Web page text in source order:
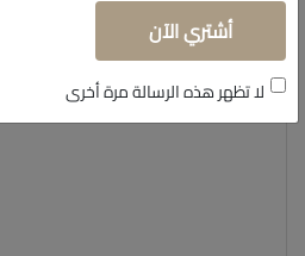
أشتري الآن
لا تظهر هذه الرسالة مرة أخرى